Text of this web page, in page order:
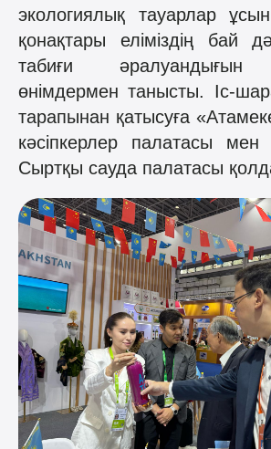
экологиялық тауарлар
қонақтары еліміздің бай
табиғи әралуандығын
өнімдермен танысты. Іс-
тарапынан қатысуға
кәсіпкерлер палатасы мен
Сыртқы сауда палатасы